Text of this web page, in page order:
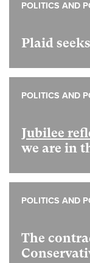
Plaid
POLITICS AND
Jubilee
we are in
POLITICS AND
The
POLITICS AND